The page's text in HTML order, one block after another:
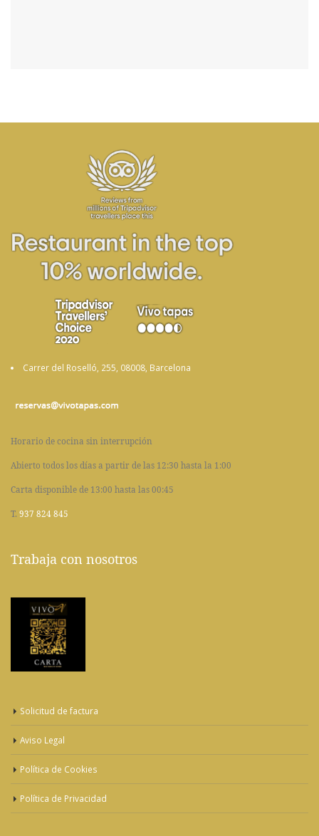
Carrer del Roselló, 255, 08008, Barcelona
Horario de cocina sin interrupción
Abierto todos los días a partir de las 12:30 hasta la 1:00
Carta disponible de 13:00 hasta las 00:45
T. 937 824 845
Trabaja con nosotros
Solicitud de factura
Aviso Legal
Política de Cookies
Política de Privacidad